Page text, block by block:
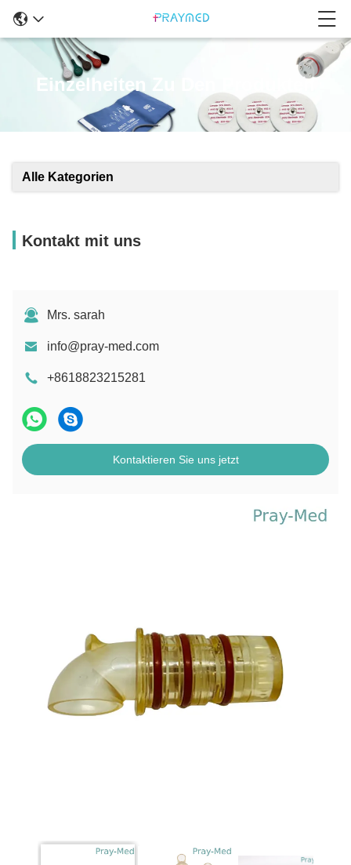
Einzelheiten Zu Den Produkten
Alle Kategorien
Kontakt mit uns
Mrs. sarah
info@pray-med.com
+8618823215281
Kontaktieren Sie uns jetzt